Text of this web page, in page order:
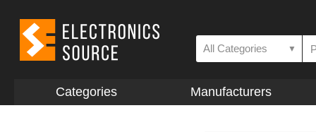
All Categories ▼
Categories Manufacturers